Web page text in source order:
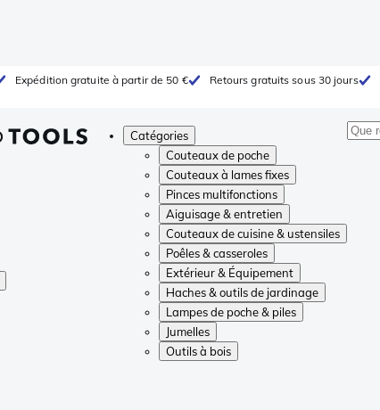
Expédition gratuite à partir de 50 € Retours gratuits sous 30 jours
Catégories
Couteaux de poche
Couteaux à lames fixes
Pinces multifonctions
Aiguisage & entretien
Couteaux de cuisine & ustensiles
Poêles & casseroles
Extérieur & Équipement
Haches & outils de jardinage
Lampes de poche & piles
Jumelles
Outils à bois